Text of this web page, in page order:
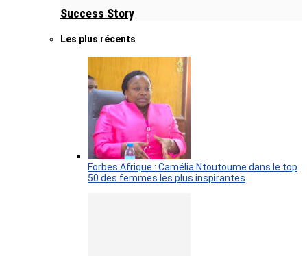
Success Story
Les plus récents
Forbes Afrique : Camélia Ntoutoume dans le top
50 des femmes les plus inspirantes